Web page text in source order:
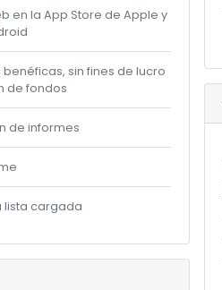
en la App Store de Apple y
sin fines de lucro
de fondos
de informes
lista cargada